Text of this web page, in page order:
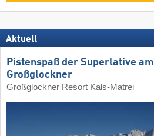
Aktuell
Pistenspaß der Superlative am
Großglockner
Großglockner Resort Kals-Matrei